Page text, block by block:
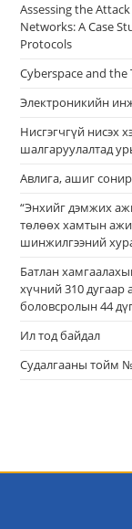
Assessing the
Networks: A Case
Protocols
Cyberspace and
Электроникийн
Нисгэгчгүй нисэх
шалгаруулалтад
Авлига, ашиг
“Энхийг дэмжих
төлөөх хамтын
шинжилгээний
Батлан
хүчний 310
боловсролын 44
Ил тод байдал
Судалгааны тойм